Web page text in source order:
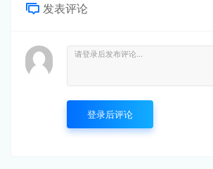
发表评论
登录后评论